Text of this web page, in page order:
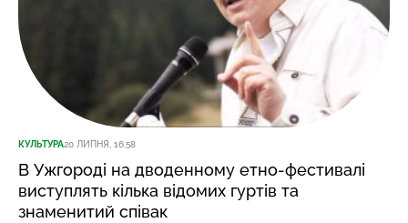
КУЛЬТУРА20 ЛИПНЯ, 16:58
В Ужгороді на дводенному етно-фестивалі
виступлять кілька відомих гуртів та
знаменитий співак